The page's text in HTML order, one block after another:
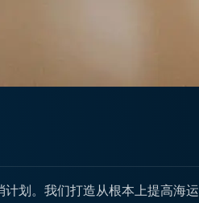
划。我们打造从根本上提高海运